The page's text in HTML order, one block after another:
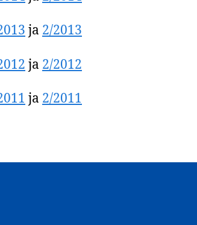
ja 2/2013
ja 2/2012
ja 2/2011